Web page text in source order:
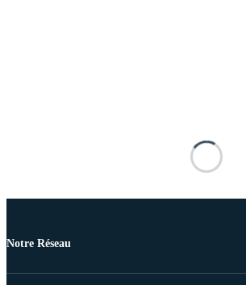
Notre Réseau